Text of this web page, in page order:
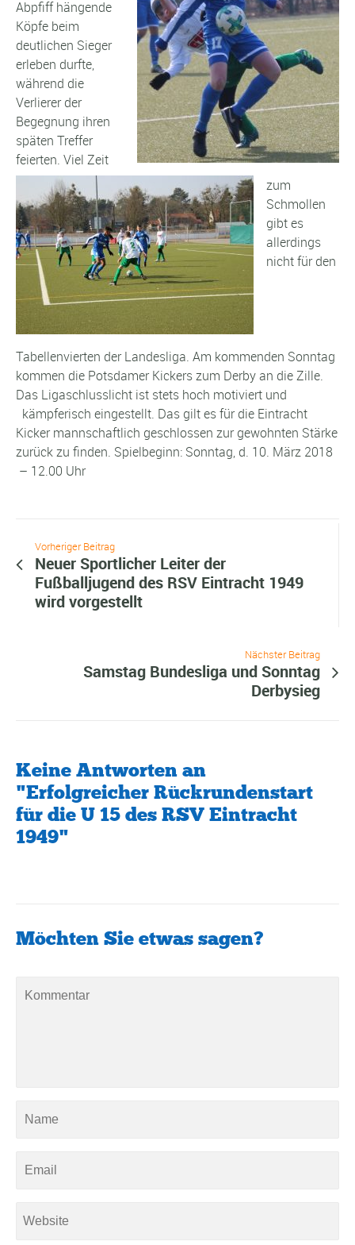
Abpfiff hängende
Köpfe beim
deutlichen Sieger
erleben durfte,
während die
Verlierer der
Begegnung ihren
späten Treffer
feierten. Viel Zeit
zum
Schmollen
gibt es
allerdings
nicht für den
Tabellenvierten der Landesliga. Am kommenden Sonntag
kommen die Potsdamer Kickers zum Derby an die Zille.
Das Ligaschlusslicht ist stets hoch motiviert und
kämpferisch eingestellt. Das gilt es für die Eintracht
Kicker mannschaftlich geschlossen zur gewohnten Stärke
zurück zu finden. Spielbeginn: Sonntag, d. 10. März 2018
– 12.00 Uhr
Vorheriger Beitrag
Neuer Sportlicher Leiter der
Fußballjugend des RSV Eintracht 1949
wird vorgestellt
Nächster Beitrag
Samstag Bundesliga und Sonntag
Derbysieg
Keine Antworten an
"Erfolgreicher Rückrundenstart
für die U 15 des RSV Eintracht
1949"
Möchten Sie etwas sagen?